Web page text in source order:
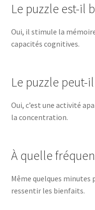
Le puzzle est-il
Oui, il stimule la
capacités cognitives.
Le puzzle peut-
Oui, c’est une activité
la concentration.
À quelle
Même quelques minutes
ressentir les bienfaits.